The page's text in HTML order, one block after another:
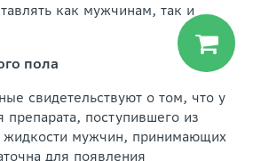
как мужчинам, так и
пола
свидетельствуют о том, что у
поступившего из
жидкости мужчин, принимающих
для появления